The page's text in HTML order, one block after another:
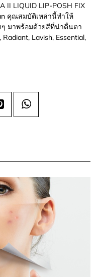
II LIQUID LIP-POSH FIX
คุณสมบัติเหล่านี้ทำให้
มาพร้อมด้วยสีที่น่าตื่นตา
Lavish, Essential,